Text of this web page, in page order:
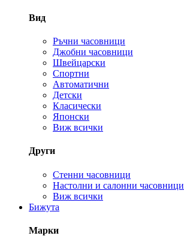
Вид
Ръчни часовници
Джобни часовници
Швейцарски
Спортни
Автоматични
Детски
Класически
Японски
Виж всички
Други
Стенни часовници
Настолни и салонни часовници
Виж всички
Бижута
Марки